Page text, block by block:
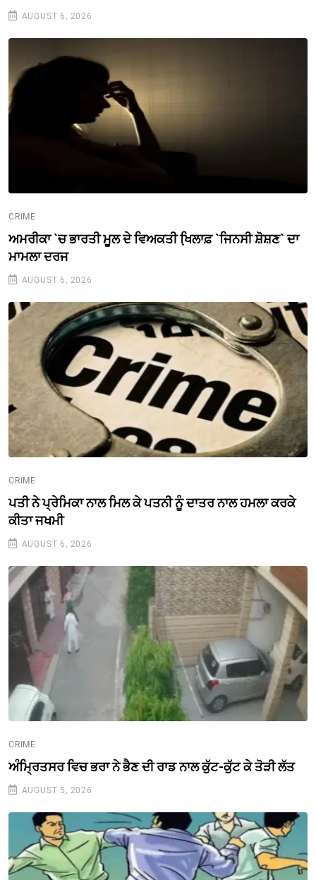
AUGUST 6, 2026
CRIME
ਅਮਰੀਕਾ `ਚ ਭਾਰਤੀ ਮੂਲ ਦੇ ਵਿਅਕਤੀ ਖਿ਼ਲਾਫ਼ `ਜਿਨਸੀ ਸ਼ੋਸ਼ਣ` ਦਾ
ਮਾਮਲਾ ਦਰਜ
AUGUST 6, 2026
CRIME
ਪਤੀ ਨੇ ਪ੍ਰੇਮਿਕਾ ਨਾਲ ਮਿਲ ਕੇ ਪਤਨੀ ਨੂੰ ਦਾਤਰ ਨਾਲ ਹਮਲਾ ਕਰਕੇ
ਕੀਤਾ ਜਖਮੀ
AUGUST 6, 2026
CRIME
ਅੰਮ੍ਰਿਤਸਰ ਵਿਚ ਭਰਾ ਨੇ ਭੈਣ ਦੀ ਰਾਡ ਨਾਲ ਕੁੱਟ-ਕੁੱਟ ਕੇ ਤੋੜੀ ਲੱਤ
AUGUST 5, 2026